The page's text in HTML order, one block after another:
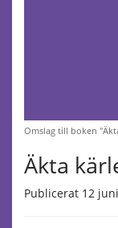
Omslag till boken
Äkta
Publicerat 12